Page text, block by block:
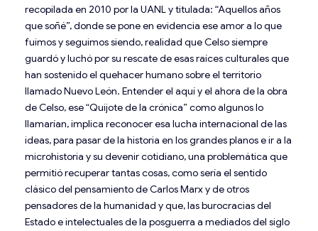
recopilada en 2010 por la UANL y titulada: “Aquellos años
que soñé”, donde se pone en evidencia ese amor a lo que
fuimos y seguimos siendo, realidad que Celso siempre
guardó y luchó por su rescate de esas raíces culturales que
han sostenido el quehacer humano sobre el territorio
llamado Nuevo León. Entender el aquí y el ahora de la obra
de Celso, ese “Quijote de la crónica” como algunos lo
llamarían, implica reconocer esa lucha internacional de las
ideas, para pasar de la historia en los grandes planos e ir a la
microhistoria y su devenir cotidiano, una problemática que
permitió recuperar tantas cosas, como sería el sentido
clásico del pensamiento de Carlos Marx y de otros
pensadores de la humanidad y que, las burocracias del
Estado e intelectuales de la posguerra a mediados del siglo